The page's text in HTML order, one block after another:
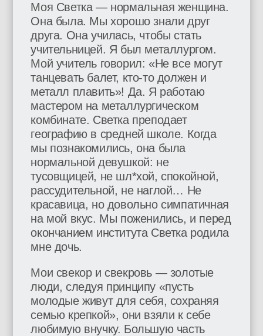
Моя Светка — нормальная женщина.
Она была. Мы хорошо знали друг
друга. Она училась, чтобы стать
учительницей. Я был металлургом.
Мой учитель говорил: «Не все могут
танцевать балет, кто-то должен и
металл плавить»! Да. Я работаю
мастером на металлургическом
комбинате. Светка преподает
географию в средней школе. Когда
мы познакомились, она была
нормальной девушкой: не
тусовщицей, не шл*хой, спокойной,
рассудительной, не наглой… Не
красавица, но довольно симпатичная
на мой вкус. Мы поженились, и перед
окончанием института Светка родила
мне дочь.
Мои свекор и свекровь — золотые
люди, следуя принципу «пусть
молодые живут для себя, сохраняя
семью крепкой», они взяли к себе
любимую внучку. Большую часть